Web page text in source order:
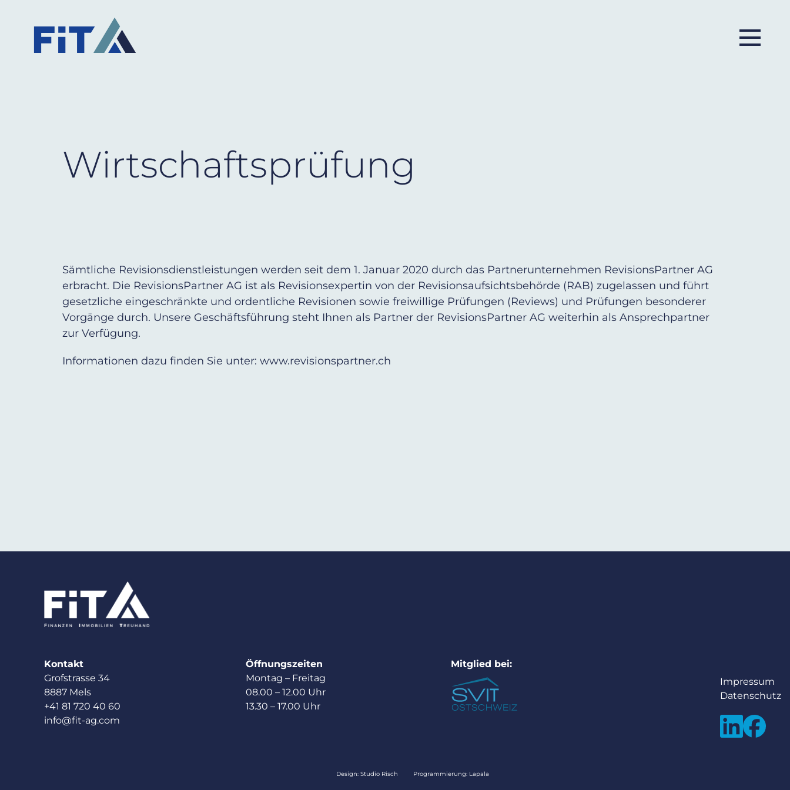
Wirtschaftsprüfung
Sämtliche Revisionsdienstleistungen werden seit dem 1. Januar 2020 durch das Partnerunternehmen RevisionsPartner AG
erbracht. Die RevisionsPartner AG ist als Revisionsexpertin von der Revisionsaufsichtsbehörde (RAB) zugelassen und führt
gesetzliche eingeschränkte und ordentliche Revisionen sowie freiwillige Prüfungen (Reviews) und Prüfungen besonderer
Vorgänge durch. Unsere Geschäftsführung steht Ihnen als Partner der RevisionsPartner AG weiterhin als Ansprechpartner
zur Verfügung.
Informationen dazu finden Sie unter: www.revisionspartner.ch
Kontakt
Grofstrasse 34
8887 Mels
+41 81 720 40 60
info@fit-ag.com
Öffnungszeiten
Montag – Freitag
08.00 – 12.00 Uhr
13.30 – 17.00 Uhr
Mitglied bei:
Impressum
Datenschutz
Design: Studio Risch Programmierung: Lapala